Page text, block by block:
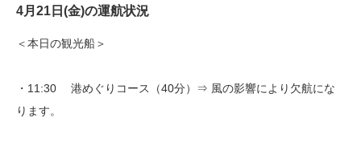
4月21日(金)の運航状況
＜本日の観光船＞
・11:30 港めぐりコース（40分）⇒ 風の影響により欠航にな
ります。